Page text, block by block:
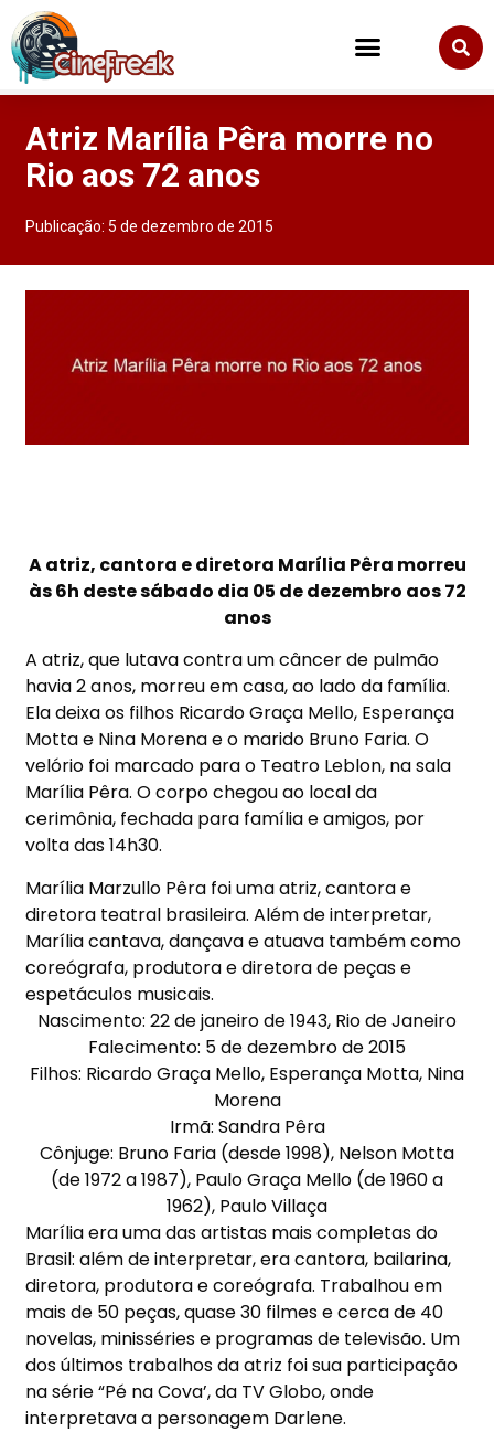
Atriz Marília Pêra morre no
Rio aos 72 anos
Publicação:5 de dezembro de 2015
A atriz, cantora e diretora Marília Pêra morreu
às 6h deste sábado dia 05 de dezembro aos 72
anos
A atriz, que lutava contra um câncer de pulmão
havia 2 anos, morreu em casa, ao lado da família.
Ela deixa os filhos Ricardo Graça Mello, Esperança
Motta e Nina Morena e o marido Bruno Faria. O
velório foi marcado para o Teatro Leblon, na sala
Marília Pêra. O corpo chegou ao local da
cerimônia, fechada para família e amigos, por
volta das 14h30.
Marília Marzullo Pêra foi uma atriz, cantora e
diretora teatral brasileira. Além de interpretar,
Marília cantava, dançava e atuava também como
coreógrafa, produtora e diretora de peças e
espetáculos musicais.
Nascimento: 22 de janeiro de 1943, Rio de Janeiro
Falecimento: 5 de dezembro de 2015
Filhos: Ricardo Graça Mello, Esperança Motta, Nina
Morena
Irmã: Sandra Pêra
Cônjuge: Bruno Faria (desde 1998), Nelson Motta
(de 1972 a 1987), Paulo Graça Mello (de 1960 a
1962), Paulo Villaça
Marília era uma das artistas mais completas do
Brasil: além de interpretar, era cantora, bailarina,
diretora, produtora e coreógrafa. Trabalhou em
mais de 50 peças, quase 30 filmes e cerca de 40
novelas, minisséries e programas de televisão. Um
dos últimos trabalhos da atriz foi sua participação
na série “Pé na Cova’, da TV Globo, onde
interpretava a personagem Darlene.